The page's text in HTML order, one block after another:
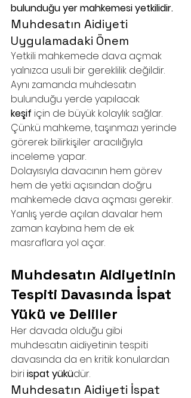
bulunduğu yer mahkemesi yetkilidir.
Muhdesatın Aidiyeti
Uygulamadaki Önem
Yetkili mahkemede dava açmak
yalnızca usuli bir gereklilik değildir.
Aynı zamanda muhdesatın
bulunduğu yerde yapılacak
keşif için de büyük kolaylık sağlar.
Çünkü mahkeme, taşınmazı yerinde
görerek bilirkişiler aracılığıyla
inceleme yapar.
Dolayısıyla davacının hem görev
hem de yetki açısından doğru
mahkemede dava açması gerekir.
Yanlış yerde açılan davalar hem
zaman kaybına hem de ek
masraflara yol açar.
Muhdesatın Aidiyetinin
Tespiti Davasında İspat
Yükü ve Deliller
Her davada olduğu gibi
muhdesatın aidiyetinin tespiti
davasında da en kritik konulardan
biri ispat yüküdür.
Muhdesatın Aidiyeti İspat